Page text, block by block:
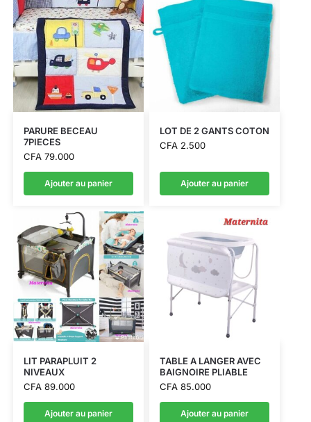
PARURE BECEAU
7PIECES
CFA79.000
Ajouter au panier
LOT DE 2 GANTS COTON
CFA2.500
Ajouter au panier
LIT PARAPLUIT 2
NIVEAUX
CFA89.000
Ajouter au panier
TABLE A LANGER AVEC
BAIGNOIRE PLIABLE
CFA85.000
Ajouter au panier